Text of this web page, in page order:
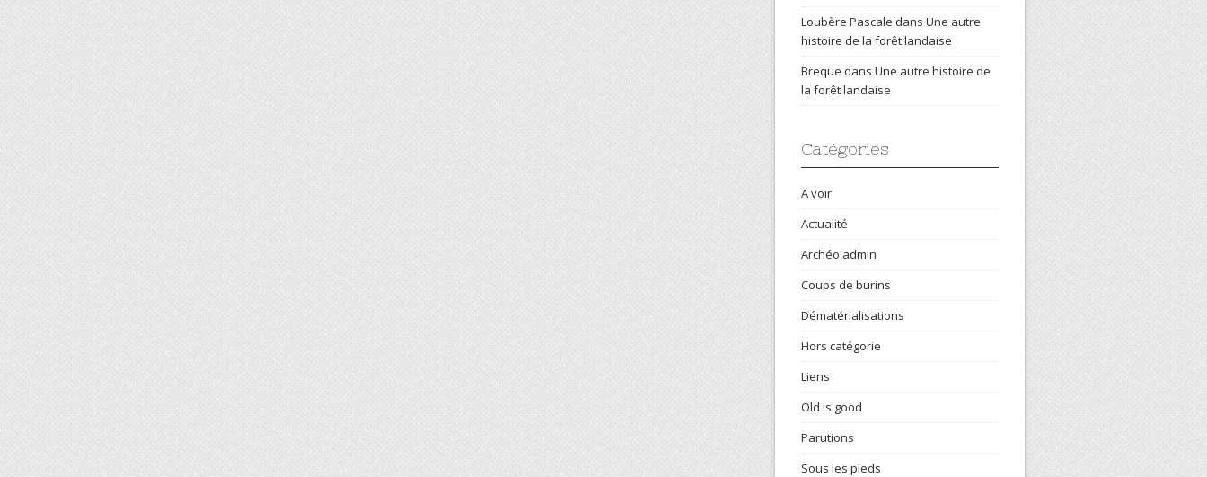
Loubère Pascale dans Une autre
histoire de la forêt landaise
Breque dans Une autre histoire de
la forêt landaise
Catégories
A voir
Actualité
Archéo.admin
Coups de burins
Dématérialisations
Hors catégorie
Liens
Old is good
Parutions
Sous les pieds